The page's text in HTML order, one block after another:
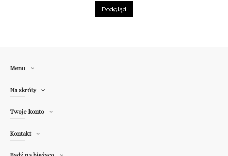
Podgląd
Menu
Na skróty
Twoje konto
Kontakt